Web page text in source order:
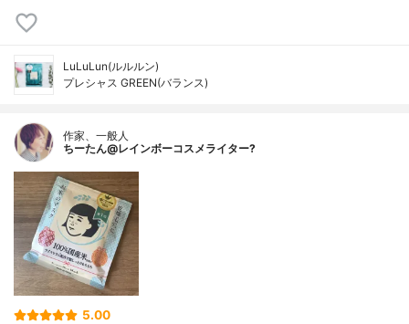
LuLuLun(ルルルン)
プレシャス GREEN(バランス)
作家、一般人
ちーたん@レインボーコスメライター?
5.00